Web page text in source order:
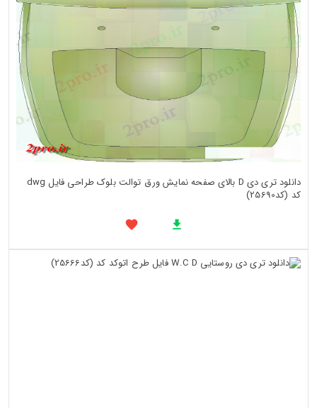
دانلود تری دی D بالای صفحه نمایش ورق توالت بلوک طراحی فایل dwg
کد (کد25690)